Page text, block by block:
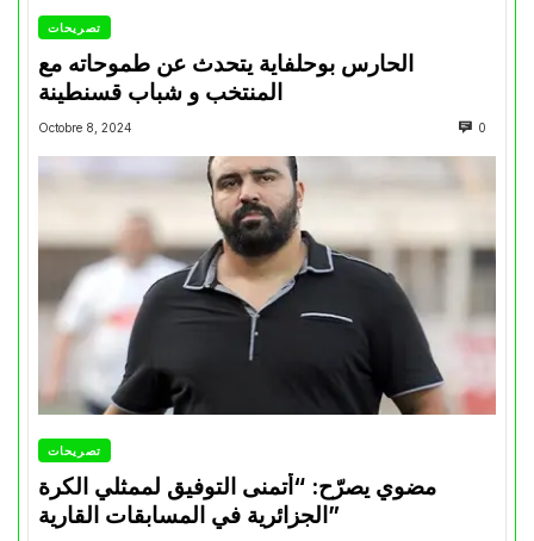
تصريحات
الحارس بوحلفاية يتحدث عن طموحاته مع
المنتخب و شباب قسنطينة
Octobre 8, 2024 0
تصريحات
مضوي يصرّح: “أتمنى التوفيق لممثلي الكرة
الجزائرية في المسابقات القارية”